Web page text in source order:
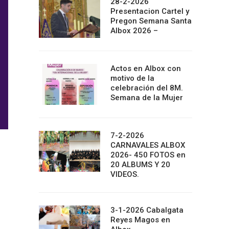
Presentacion Cartel y
Pregon Semana Santa
Albox 2026 –
Actos en Albox con
motivo de la
celebración del 8M.
Semana de la Mujer
7-2-2026
CARNAVALES ALBOX
2026- 450 FOTOS en
20 ALBUMS Y 20
VIDEOS.
3-1-2026 Cabalgata
Reyes Magos en